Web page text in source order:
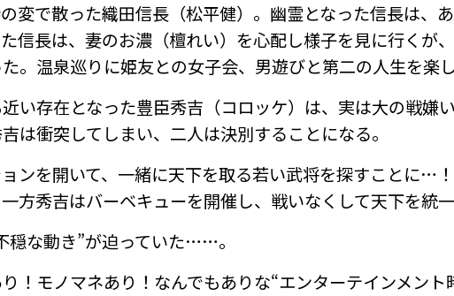
変で散った織田信長（松平健）。幽霊となった信長は
信長は、妻のお濃（檀れい）を心配し様子を見に行く
。温泉巡りに姫友との女子会、男遊びと第二の人生を楽
い存在となった豊臣秀吉（コロッケ）は、実は大の戦
は衝突してしまい、二人は決別することになる。
ンを開いて、一緒に天下を取る若い武将を探すことに…
方秀吉はバーベキューを開催し、戦いなくして天下を統一
穏な動き”が迫っていた……。
！モノマネあり！なんでもありな“エンターテインメント時